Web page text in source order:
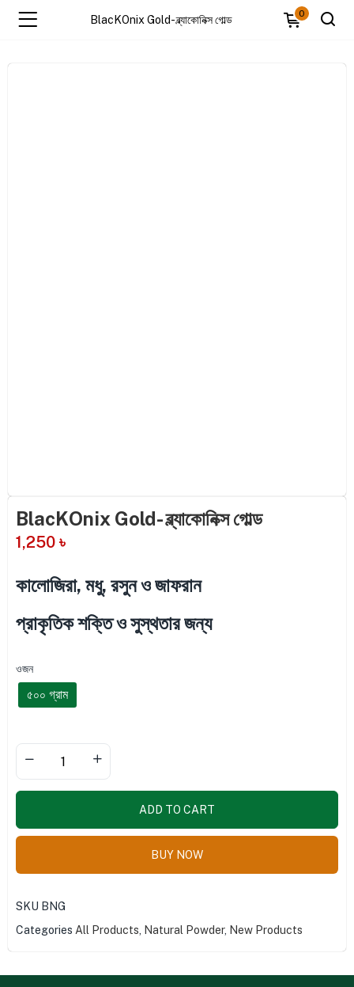
BlacKOnix Gold- ব্ল্যাকোনিক্স গোল্ড
0
BlacKOnix Gold- ব্ল্যাকোনিক্স গোল্ড
1,250 ৳
কালোজিরা, মধু, রসুন ও জাফরান
প্রাকৃতিক শক্তি ও সুস্থতার জন্য
ওজন
৫০০ গ্রাম
ADD TO CART
BUY NOW
SKU BNG
Categories All Products, Natural Powder, New Products